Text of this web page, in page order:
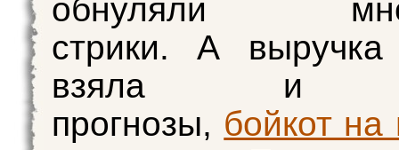
обнуляли
стрики. А выручка
взяла и
прогнозы, бойкот